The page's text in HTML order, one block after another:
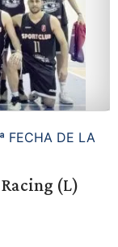
FECHA DE LA
(L)